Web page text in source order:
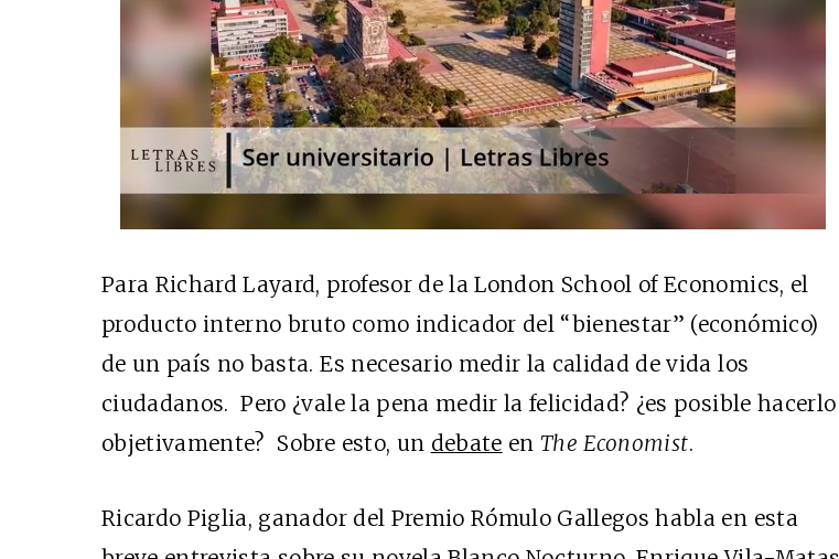
Para Richard Layard, profesor de la London School of Economics, el
producto interno bruto como indicador del “bienestar” (económico)
de un país no basta. Es necesario medir la calidad de vida los
ciudadanos. Pero ¿vale la pena medir la felicidad? ¿es posible hacerlo
objetivamente? Sobre esto, un debate enThe Economist.
Ricardo Piglia, ganador del Premio Rómulo Gallegos habla en esta